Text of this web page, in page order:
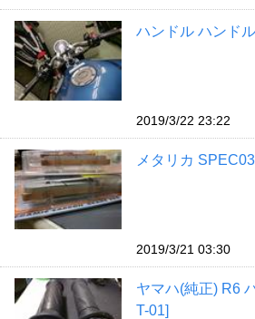
ハンドル ハンド
2019/3/22 23:22
メタリカ
2019/3/21 03:30
ヤマハ(純正) R6
T-01]